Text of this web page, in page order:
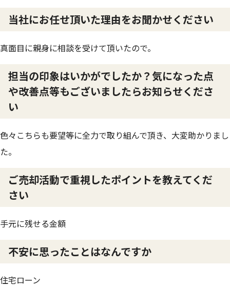
当社にお任せ頂いた理由をお聞かせください
真面目に親身に相談を受けて頂いたので。
担当の印象はいかがでしたか？気になった点
や改善点等もございましたらお知らせくださ
い
色々こちらも要望等に全力で取り組んで頂き、大変助かりまし
た。
ご売却活動で重視したポイントを教えてくだ
さい
手元に残せる金額
不安に思ったことはなんですか
住宅ローン